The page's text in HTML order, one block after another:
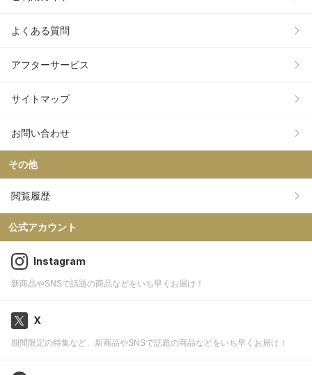
よくある質問
アフターサービス
サイトマップ
お問い合わせ
その他
閲覧履歴
公式アカウント
Instagram
新商品やSNSで話題の商品などをいち早くお届け！
X
期間限定の特集など、新商品やSNSで話題の商品などをいち早くお届け！